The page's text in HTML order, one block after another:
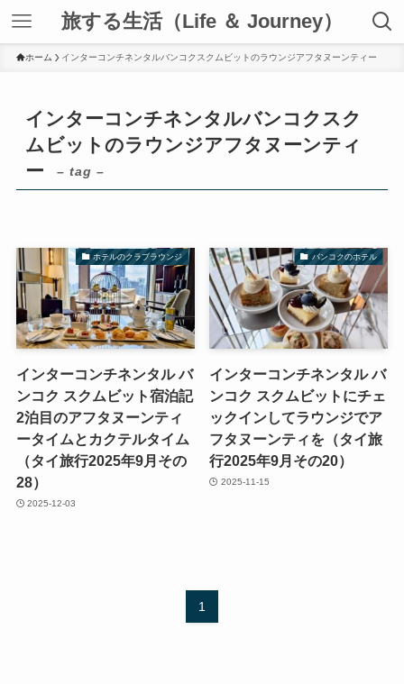
旅する生活（Life ＆ Journey）
ホーム インターコンチネンタルバンコクスクムビットのラウンジアフタヌーンティー
インターコンチネンタルバンコクスク
ムビットのラウンジアフタヌーンティ
ー
– tag –
ホテルのクラブラウンジ
インターコンチネンタル バ
ンコク スクムビット宿泊記
2泊目のアフタヌーンティ
ータイムとカクテルタイム
（タイ旅行2025年9月その
28）
2025-12-03
バンコクのホテル
インターコンチネンタル バ
ンコク スクムビットにチェ
ックインしてラウンジでア
フタヌーンティを（タイ旅
行2025年9月その20）
2025-11-15
1